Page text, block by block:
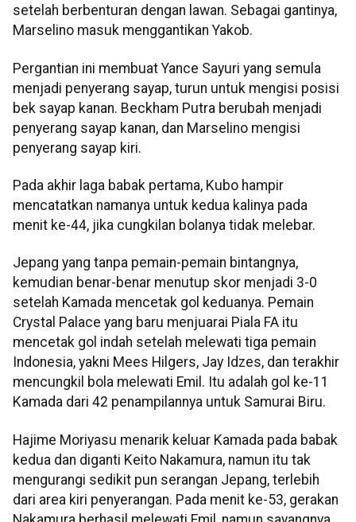
setelah berbenturan dengan lawan. Sebagai gantinya,
Marselino masuk menggantikan Yakob.
Pergantian ini membuat Yance Sayuri yang semula
menjadi penyerang sayap, turun untuk mengisi posisi
bek sayap kanan. Beckham Putra berubah menjadi
penyerang sayap kanan, dan Marselino mengisi
penyerang sayap kiri.
Pada akhir laga babak pertama, Kubo hampir
mencatatkan namanya untuk kedua kalinya pada
menit ke-44, jika cungkilan bolanya tidak melebar.
Jepang yang tanpa pemain-pemain bintangnya,
kemudian benar-benar menutup skor menjadi 3-0
setelah Kamada mencetak gol keduanya. Pemain
Crystal Palace yang baru menjuarai Piala FA itu
mencetak gol indah setelah melewati tiga pemain
Indonesia, yakni Mees Hilgers, Jay Idzes, dan terakhir
mencungkil bola melewati Emil. Itu adalah gol ke-11
Kamada dari 42 penampilannya untuk Samurai Biru.
Hajime Moriyasu menarik keluar Kamada pada babak
kedua dan diganti Keito Nakamura, namun itu tak
mengurangi sedikit pun serangan Jepang, terlebih
dari area kiri penyerangan. Pada menit ke-53, gerakan